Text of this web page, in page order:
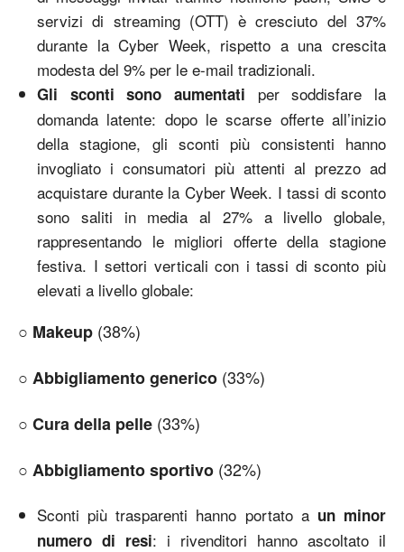
servizi di streaming (OTT) è cresciuto del 37%
durante la Cyber Week, rispetto a una crescita
modesta del 9% per le e-mail tradizionali.
Gli sconti sono aumentati per soddisfare la
domanda latente: dopo le scarse offerte all’inizio
della stagione, gli sconti più consistenti hanno
invogliato i consumatori più attenti al prezzo ad
acquistare durante la Cyber Week. I tassi di sconto
sono saliti in media al 27% a livello globale,
rappresentando le migliori offerte della stagione
festiva. I settori verticali con i tassi di sconto più
elevati a livello globale:
○ Makeup (38%)
○ Abbigliamento generico (33%)
○ Cura della pelle (33%)
○ Abbigliamento sportivo (32%)
Sconti più trasparenti hanno portato a un minor
numero di resi: i rivenditori hanno ascoltato il